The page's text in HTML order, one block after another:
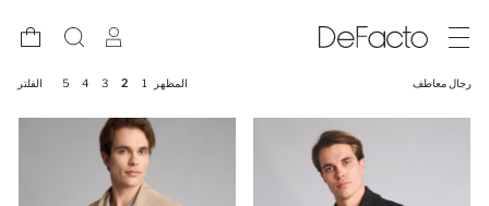
رجال معاطف المظهر 1
2
3
4
5 الفلتر